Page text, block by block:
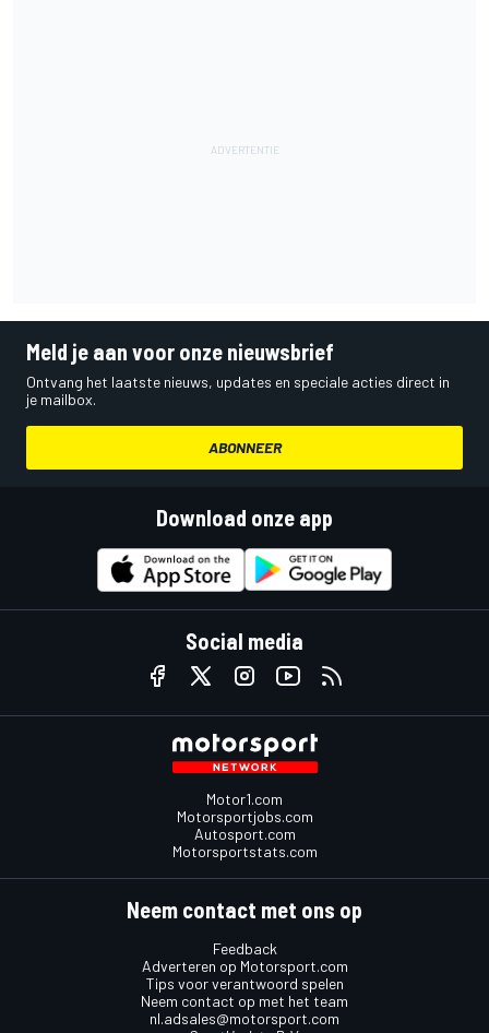
Meld je aan voor onze nieuwsbrief
Ontvang het laatste nieuws, updates en speciale acties direct in
je mailbox.
ABONNEER
Download onze app
Social media
Motor1.com
Motorsportjobs.com
Autosport.com
Motorsportstats.com
Neem contact met ons op
Feedback
Adverteren op Motorsport.com
Tips voor verantwoord spelen
Neem contact op met het team
nl.adsales@motorsport.com